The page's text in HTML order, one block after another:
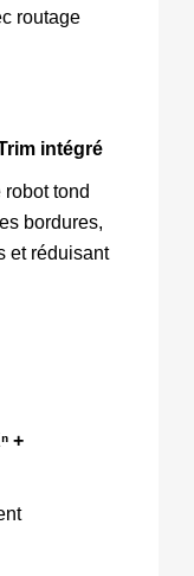
routage
intégré
robot tond
bordures,
et réduisant
+